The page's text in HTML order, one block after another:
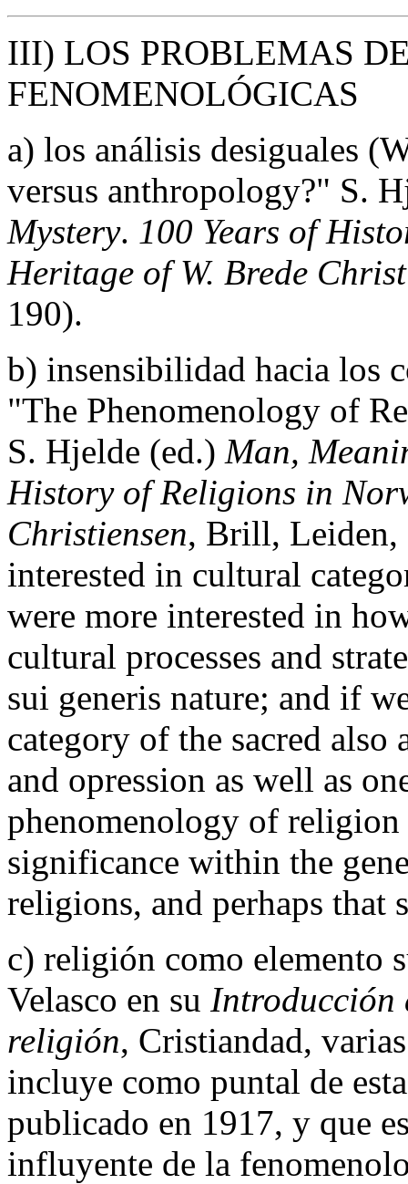
III) LOS PROBLEMAS
FENOMENOLÓGICAS
a) los análisis desiguales
versus anthropology?" S.
Mystery. 100 Years of
Heritage of W. Brede
190).
b) insensibilidad hacia los
"The Phenomenology of
S. Hjelde (ed.) Man,
History of Religions in
Christiensen, Brill, Leiden,
interested in cultural
were more interested in
cultural processes and
sui generis nature; and if
category of the sacred also
and opression as well as
phenomenology of
significance within the
religions, and perhaps that
c) religión como elemento
Velasco en su Introducción
religión, Cristiandad,
incluye como puntal de
publicado en 1917, y que
influyente de la